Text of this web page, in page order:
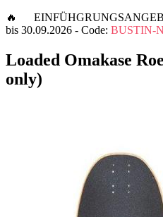
🔥
bis 30.09.2026 - Code: BUSTIN-
Loaded Omakase
only)